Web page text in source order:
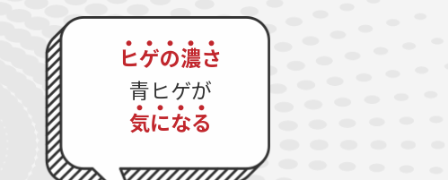
ヒゲの濃さ
青ヒゲが
気になる